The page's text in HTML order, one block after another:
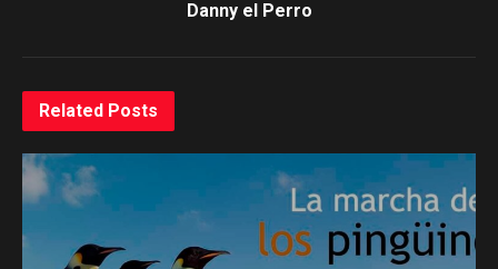
Danny el Perro
Related Posts